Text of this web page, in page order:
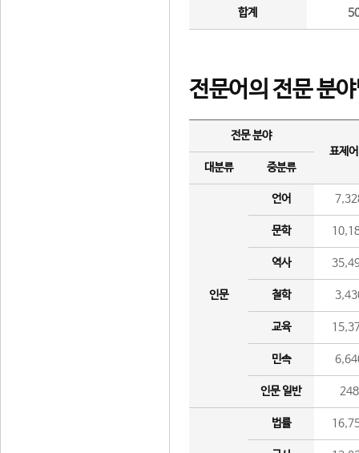
합계
전문어의 전문 분
전문 분야
표제
대분류
중분류
인문
언어
문학
역사
철학
교육
민속
인문 일반 248
법률